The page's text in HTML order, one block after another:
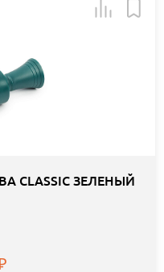
CLASSIC ЗЕЛЕНЫЙ